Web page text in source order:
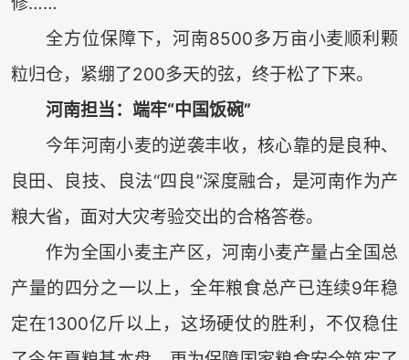
全方位保障下，河南8500多万亩小麦顺利颗
粒归仓，紧绷了200多天的弦，终于松了下来。
河南担当：端牢“中国饭碗”
今年河南小麦的逆袭丰收，核心靠的是良种、
良田、良技、良法“四良”深度融合，是河南作为产
粮大省，面对大灾考验交出的合格答卷。
作为全国小麦主产区，河南小麦产量占全国总
产量的四分之一以上，全年粮食总产已连续9年稳
定在1300亿斤以上，这场硬仗的胜利，不仅稳住